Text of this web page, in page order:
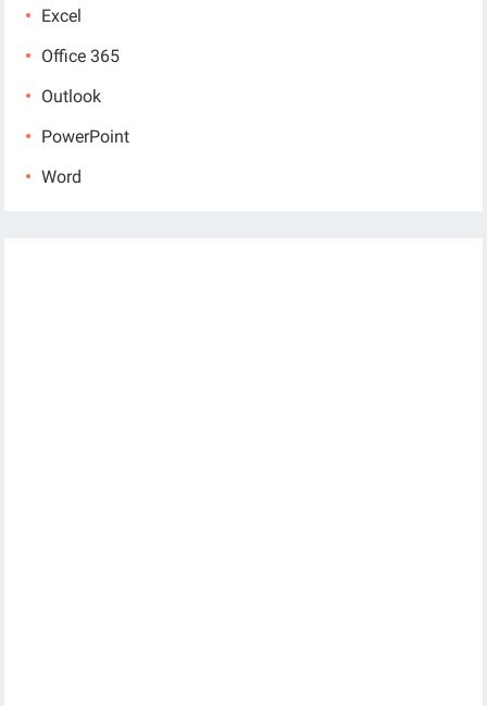
Excel
Office 365
Outlook
PowerPoint
Word